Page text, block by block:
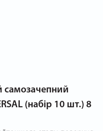
самозачепний
(набір 10 шт.) 8